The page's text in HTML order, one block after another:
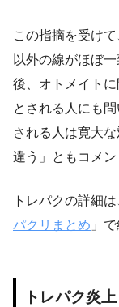
この指摘を受け
以外の線がほぼ
後、オトメイト
とされる人にも
される人は寛大
違う」ともコメン
トレパクの詳細は
パクリまとめ 」
トレパク炎